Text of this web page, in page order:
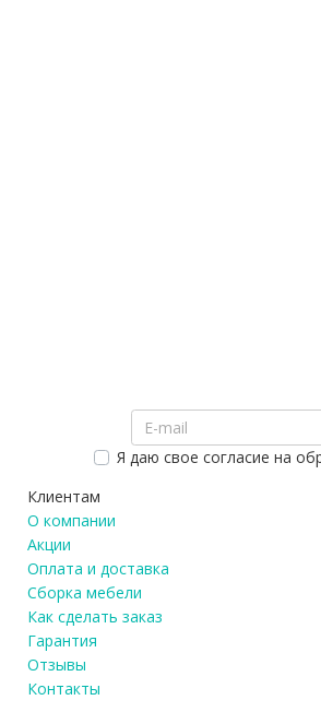
Я даю свое согласие на
Клиентам
О компании
Акции
Оплата и доставка
Сборка мебели
Как сделать заказ
Гарантия
Отзывы
Контакты